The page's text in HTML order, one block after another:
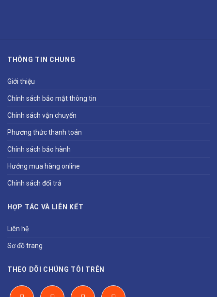
THÔNG TIN CHUNG
Giới thiệu
Chính sách bảo mật thông tin
Chính sách vận chuyển
Phương thức thanh toán
Chính sách bảo hành
Hướng mua hàng online
Chính sách đổi trả
HỢP TÁC VÀ LIÊN KẾT
Liên hệ
Sơ đồ trang
THEO DÕI CHÚNG TÔI TRÊN